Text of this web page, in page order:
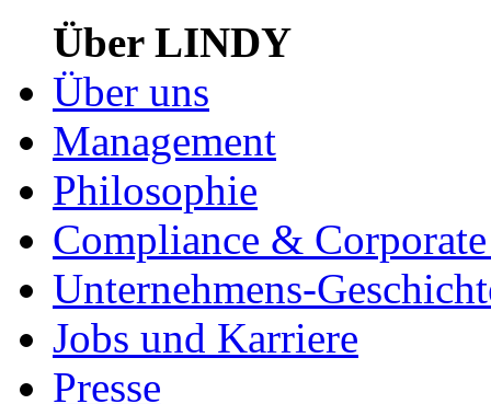
Über LINDY
Über uns
Management
Philosophie
Compliance &
Unternehmens-
Jobs und Karriere
Presse